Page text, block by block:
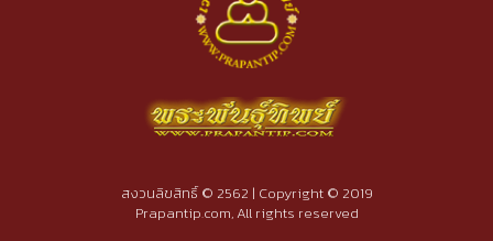
สงวนลิขสิทธิ์ © 2562 | Copyright © 2019
Prapantip.com, All rights reserved